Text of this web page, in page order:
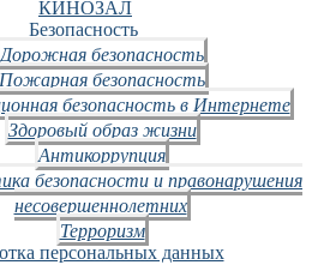
КИНОЗАЛ
Безопасность
Дорожная безопасность
Пожарная безопасность
безопасность в Интернете
Здоровый образ жизни
Антикоррупция
безопасности и правонарушения
несовершеннолетних
Терроризм
персональных данных